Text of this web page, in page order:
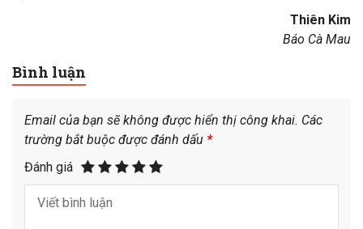
Thiên Kim
Báo Cà Mau
Bình luận
Email của bạn sẽ không được hiển thị công khai. Các
trường bắt buộc được đánh dấu *
Đánh giá